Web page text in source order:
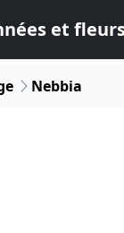
et
Nebbia